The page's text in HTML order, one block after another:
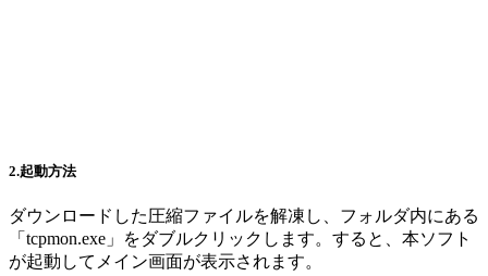
2.起動方法
ダウンロードした圧縮ファイルを解凍し、フォルダ内にある
「tcpmon.exe」をダブルクリックします。すると、本ソフト
が起動してメイン画面が表示されます。